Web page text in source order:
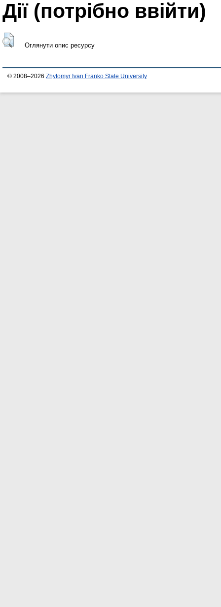
Дії ​​(потрібно ввійти)
Оглянути опис ресурсу
© 2008–2026 Zhytomyr Ivan Franko State University